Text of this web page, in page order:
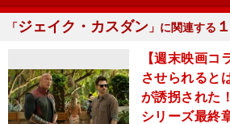
「ジェイク・カスダン 」に関連する １
【週末映画コ
させられる
が誘拐された
シリーズ最終